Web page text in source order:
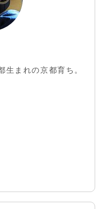
生まれの京都育ち。